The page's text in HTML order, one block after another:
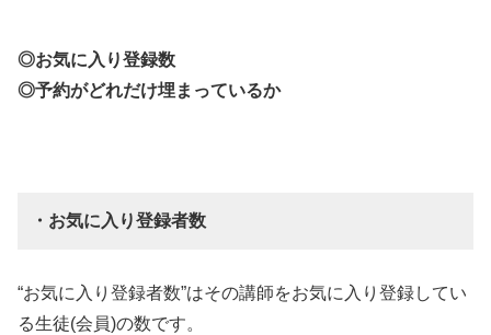
◎お気に入り登録数
◎予約がどれだけ埋まっているか
・お気に入り登録者数
“お気に入り登録者数”はその講師をお気に入り登録してい
る生徒(会員)の数です。